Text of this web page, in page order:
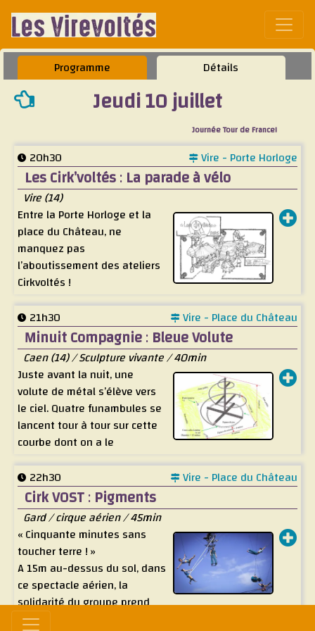
Programme Détails
Jeudi 10 juillet
Journée Tour de France!
20h30 Vire - Porte Horloge
Les Cirk’voltés:La parade à vélo
Vire (14)
Entre la Porte Horloge et la
place du Château, ne
manquez pas
l’aboutissement des ateliers
Cirkvoltés !
Assistez à une parade insolite où leurs objets cyclo
circo-non-identifiés défileront entre les spectacles.
21h30 Vire - Place du Château
Minuit Compagnie:Bleue Volute
Caen (14) / Sculpture vivante / 40min
Juste avant la nuit, une
volute de métal s’élève vers
le ciel. Quatre funambules se
lancent tour à tour sur cette
courbe dont on a le
sentiment qu’elle pourrait se déployer à l’infini.
Tel le ruban de Möbius, leur défi à la gravité amène
comme une suspension du temps. Un temps perdu
entre la pesanteur et la légèreté.
L’installation en mouvement devient à la fois une
prouesse circassienne et un défi philosophique posé à
toutes et tous.
Quel choix nous reste-t-il entre la pesanteur ou la
légèreté ?
À chaque pas, ces funambules, dont les corps ont
22h30 Vire - Place du Château
Cirk VOST:Pigments
Gard / cirque aérien / 45min
« Cinquante minutes sans
toucher terre ! »
A 15m au-dessus du sol, dans
ce spectacle aérien, la
solidarité du groupe prend
toute sa mesure. La voltige aérienne, marque de